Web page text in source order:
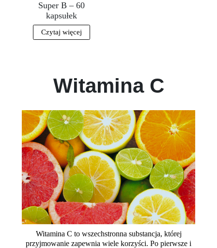
Super B – 60
kapsułek
Czytaj więcej
Witamina C
Witamina C to wszechstronna substancja, której
przyjmowanie zapewnia wiele korzyści. Po pierwsze i